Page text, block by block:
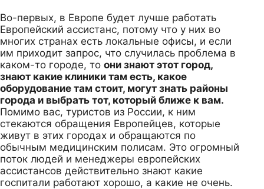
Во-первых, в Европе будет лучше работать
Европейский ассистанс, потому что у них во
многих странах есть локальные офисы, и если
им приходит запрос, что случилась проблема в
каком-то городе, то они знают этот город,
знают какие клиники там есть, какое
оборудование там стоит, могут знать районы
города и выбрать тот, который ближе к вам.
Помимо вас, туристов из России, к ним
стекаются обращения Европейцев, которые
живут в этих городах и обращаются по
обычным медицинским полисам. Это огромный
поток людей и менеджеры европейских
ассистансов действительно знают какие
госпитали работают хорошо, а какие не очень.